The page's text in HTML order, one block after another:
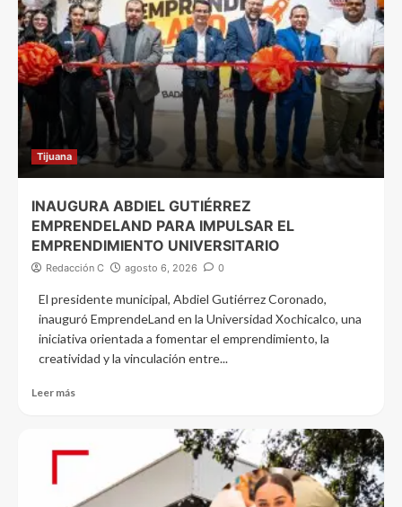
Tijuana
INAUGURA ABDIEL GUTIÉRREZ
EMPRENDELAND PARA IMPULSAR EL
EMPRENDIMIENTO UNIVERSITARIO
Redacción C agosto 6, 2026 0
El presidente municipal, Abdiel Gutiérrez Coronado,
inauguró EmprendeLand en la Universidad Xochicalco, una
iniciativa orientada a fomentar el emprendimiento, la
creatividad y la vinculación entre...
Leer más